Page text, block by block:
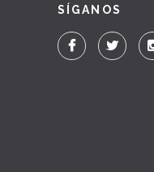
SÍGANOS